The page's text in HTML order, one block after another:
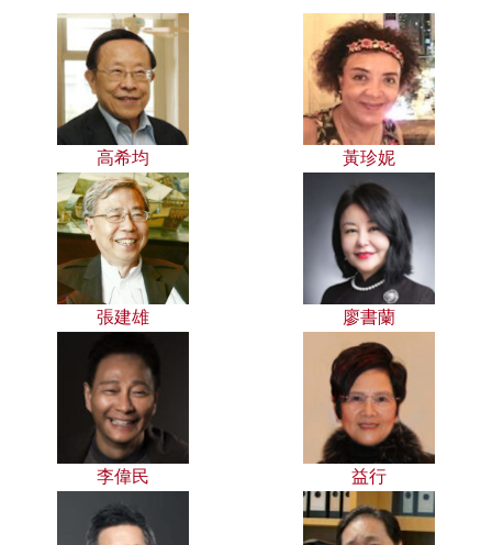
高希均 黃珍妮
張建雄 廖書蘭
李偉民 益行